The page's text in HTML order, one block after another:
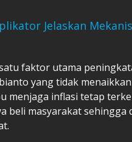
Jelaskan
faktor utama
yang tidak
menjaga inflasi tetap
beli masyarakat